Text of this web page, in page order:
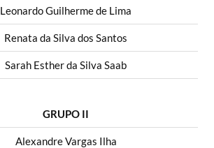
Leonardo Guilherme de Lima
Renata da Silva dos Santos
Sarah Esther da Silva Saab
GRUPO II
Alexandre Vargas Ilha